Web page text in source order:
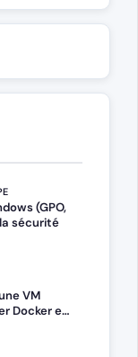
(GPO,
sécurité
VM
Docker et